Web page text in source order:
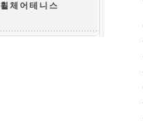
휠체어테니스